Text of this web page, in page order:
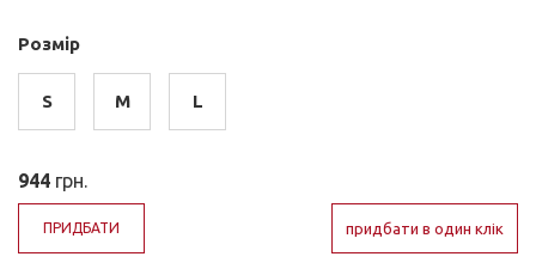
Розмір
S M L
944 грн.
ПРИДБАТИ придбати в один клік